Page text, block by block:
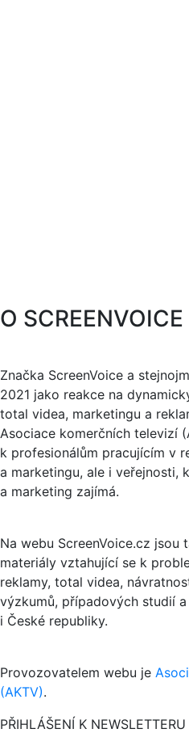
O SCREENVOICE
Značka ScreenVoice a
2021 jako reakce na
total videa, marketingu a
Asociace komerčních televizí
k profesionálům pracujícím v
a marketingu, ale i veřejnosti,
a marketing zajímá.
Na webu ScreenVoice.cz
materiály vztahující se k
reklamy, total videa,
výzkumů, případových studií
i České republiky.
Provozovatelem webu je
(AKTV).
PŘIHLÁŠENÍ K NEWSLETTERU